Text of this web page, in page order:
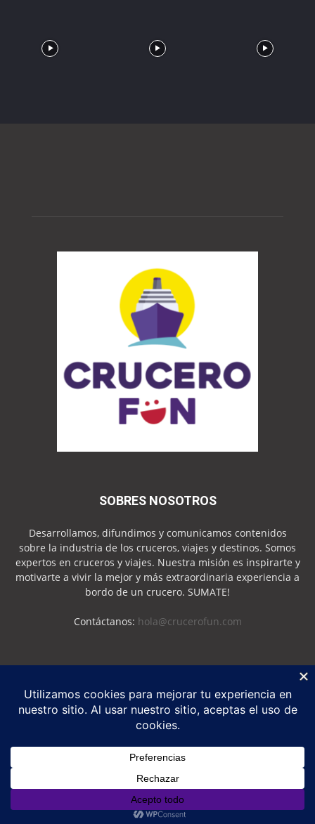
SOBRES NOSOTROS
Desarrollamos, difundimos y comunicamos contenidos
sobre la industria de los cruceros, viajes y destinos. Somos
expertos en cruceros y viajes. Nuestra misión es inspirarte y
motivarte a vivir la mejor y más extraordinaria experiencia a
bordo de un crucero. SUMATE!
Contáctanos: hola@crucerofun.com
2026 - Marca Registrada - Todos los derechos reservados
-